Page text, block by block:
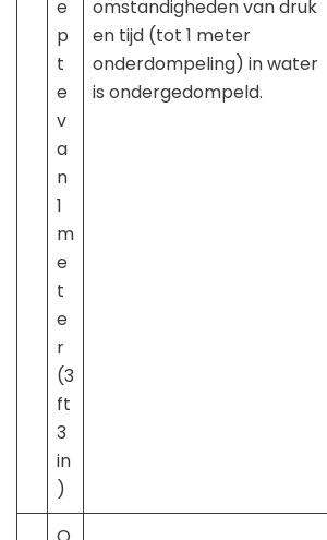
e
p
t
e
v
a
n
1
m
e
t
e
r
(3
ft
3
in
)
omstandigheden van druk
en tijd (tot 1 meter
onderdompeling) in water
is ondergedompeld.